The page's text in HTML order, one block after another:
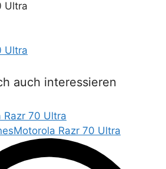
Ultra
Ultra
auch interessieren
Motorola Razr 70 Ultra